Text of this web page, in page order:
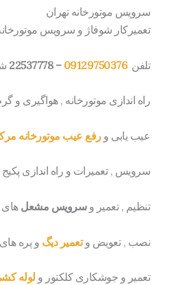
سرویس موتورخانه تهران
تعمیرکار شوفاژ و سرویس
تلفن09129750376
– 22537778
راه اندازی موتورخانه , هواگیری و
عیب یابی ورفع عیب موتورخانه
سرویس , تعمیرات و راه اندازی
تنظیم , تعمیر وسرویس مشعل های
نصب , تعویض وتعمیر دیگ و پره
تعمیر و جوشکاری کلکتور و لوله